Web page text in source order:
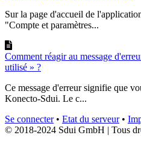
Sur la page d'accueil de
"Compte et paramètres...
Comment réagir au message
utilisé » ?
Ce message d'erreur signifie que
Konecto-Sdui. Le c...
Se connecter• Etat du serveur•
© 2018-2024 Sdui GmbH | Tous